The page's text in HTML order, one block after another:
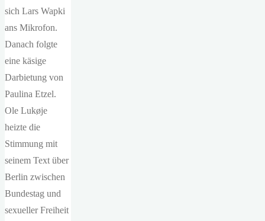
sich Lars Wapki
ans Mikrofon.
Danach folgte
eine käsige
Darbietung von
Paulina Etzel.
Ole Lukøje
heizte die
Stimmung mit
seinem Text über
Berlin zwischen
Bundestag und
sexueller Freiheit